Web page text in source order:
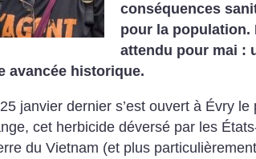
conséquences
pour la population.
attendu pour mai :
avancée historique.
janvier dernier s’est ouvert à Évry le
cet herbicide déversé par les
du Vietnam (et plus